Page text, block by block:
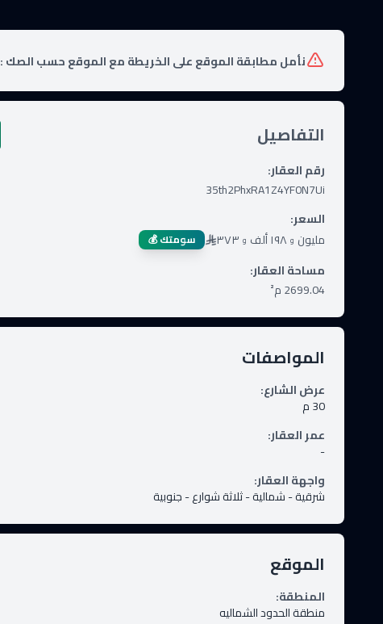
نأمل مطابقة الموقع على الخريطة مع الموقع حسب الصك :
التفاصيل
رقم العقار:
35th2PhxRA1Z4YF0N7Ui
السعر:
مليون و ١٩٨ ألف و ٣٧٣ سومتك 💰
مساحة العقار:
2699.04م²
المواصفات
عرض الشارع:
30م
عمر العقار:
-
واجهة العقار:
شرقية - شمالية - ثلاثة شوارع - جنوبية
الموقع
المنطقة:
منطقة الحدود الشماليه